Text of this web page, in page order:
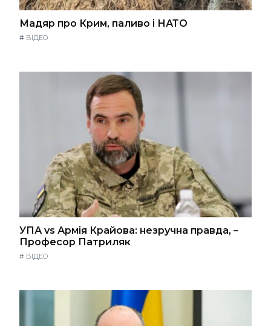
Мадяр про Крим, паливо і НАТО
# ВІДЕО
УПА vs Армія Крайова: незручна правда, –
Професор Патриляк
# ВІДЕО